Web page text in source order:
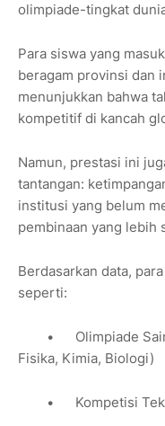
olimpiade-tingkat
Para siswa yang
beragam provinsi dan
menunjukkan bahwa
kompetitif di kancah
Namun, prestasi ini
tantangan:
institusi yang belum
pembinaan yang lebih
Berdasarkan data,
seperti:
•
Olimpiade
Fisika, Kimia, Biologi)
• Kompetisi